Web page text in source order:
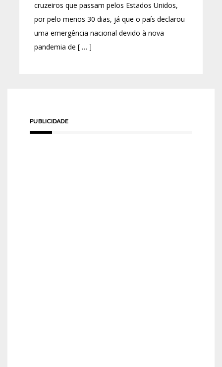
cruzeiros que passam pelos Estados Unidos,
por pelo menos 30 dias, já que o país declarou
uma emergência nacional devido à nova
pandemia de [ … ]
PUBLICIDADE